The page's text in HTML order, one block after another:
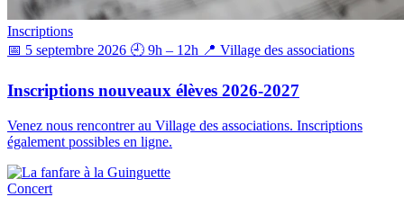
Inscriptions
📅 5 septembre 2026 🕘 9h – 12h 📍 Village des associations
Inscriptions nouveaux élèves 2026-2027
Venez nous rencontrer au Village des associations. Inscriptions
également possibles en ligne.
Concert